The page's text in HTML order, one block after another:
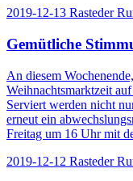
2019-12-13 Rasteder
Gemütliche
An diesem
Weihnachtsmarktzeit
Serviert werden nicht
erneut ein
Freitag um 16 Uhr mit
2019-12-12 Rasteder